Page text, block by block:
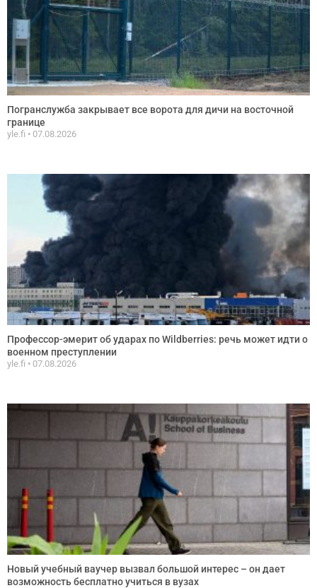
Погранслужба закрывает все ворота для дичи на восточной
границе
yle.fi 07.08.2026
Профессор-эмерит об ударах по Wildberries: речь может идти о
военном преступлении
yle.fi 07.08.2026
Новый учебный ваучер вызвал большой интерес – он дает
возможность бесплатно учиться в вузах